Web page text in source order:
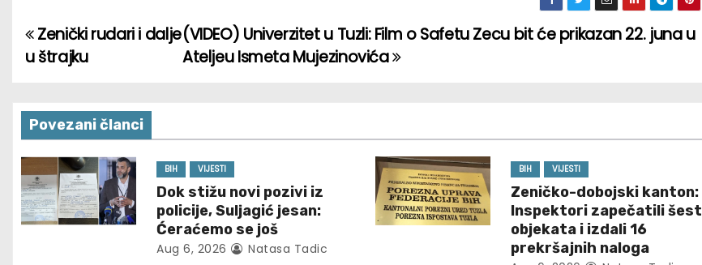
P
s
t
n
a
(VIDEO) Univerzitet u Tuzli: Film o Safetu Zecu bit će prikazan 22. juna u
Ateljeu Ismeta Mujezinovića
Zenički rudari i dalje
u štrajku
Povezani članci
BIH VIJESTI
Dok stižu novi pozivi iz
policije, Suljagić jesan:
Ćeraćemo se još
Aug 6, 2026 Natasa Tadic
BIH VIJESTI
Zeničko-dobojski kanton:
Inspektori zapečatili šest
objekata i izdali 16
prekršajnih naloga